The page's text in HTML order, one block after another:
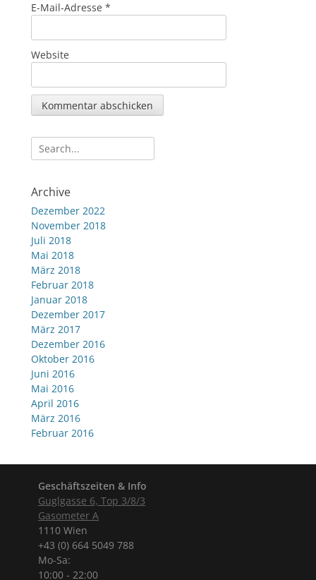
E-Mail-Adresse *
Website
Suche
nach:
Archive
Dezember 2022
November 2018
Juli 2018
Mai 2018
März 2018
Februar 2018
Januar 2018
Dezember 2017
März 2017
Dezember 2016
Oktober 2016
Juni 2016
Mai 2016
April 2016
März 2016
Februar 2016
Geschäftszeiten & Info
Guglgasse 6, Top 3/8/3
Gasometer A
1110 Wien
+43 (0) 664 5049 788
Mo-Sa:
10:00 - 22:00